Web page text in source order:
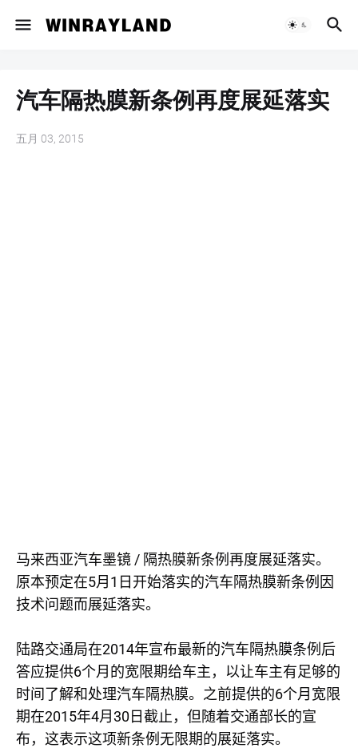
汽车隔热膜新条例再度展延落实
五月 03, 2015
马来西亚汽车墨镜 / 隔热膜新条例再度展延落实。
原本预定在5月 1 日开始落实的汽车隔热膜新条例因
技术问题而展延落实。
陆路交通局在2014年宣布最新的汽车隔热膜条例后
答应提供6个月的宽限期给车主，以让车主有足够的
时间了解和处理汽车隔热膜。之前提供的6个月宽限
期在2015年4月 30 日截止，但随着交通部长的宣
布，这表示这项新条例无限期的展延落实。